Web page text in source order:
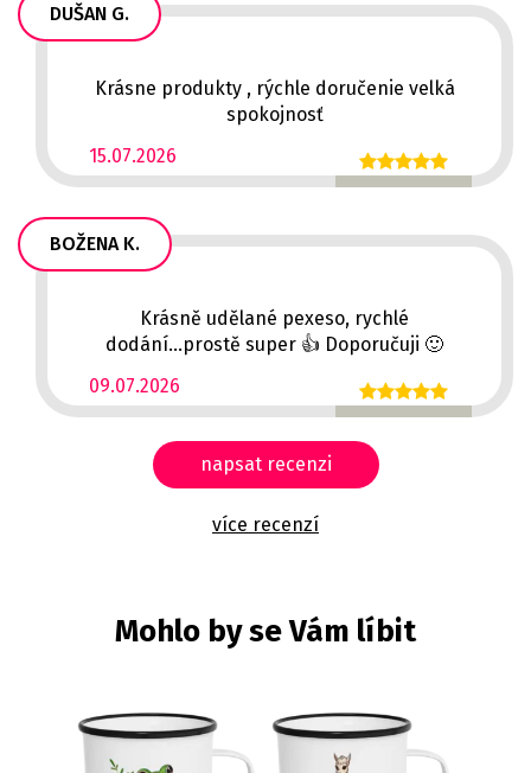
DUŠAN G.
15.07.2026
Krásne produkty , rýchle doručenie velká
spokojnosť
BOŽENA K.
09.07.2026
Krásně udělané pexeso, rychlé
dodání...prostě super 👍 Doporučuji 🙂
napsat recenzi
více recenzí
Mohlo by se Vám líbit